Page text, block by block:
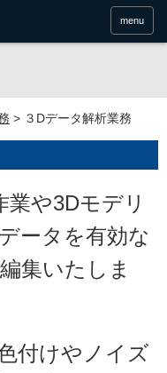
menu
> ３Dデータ解析業務
業や3Dモデリ
ータを有効な
集いたしま
付けやノイズ